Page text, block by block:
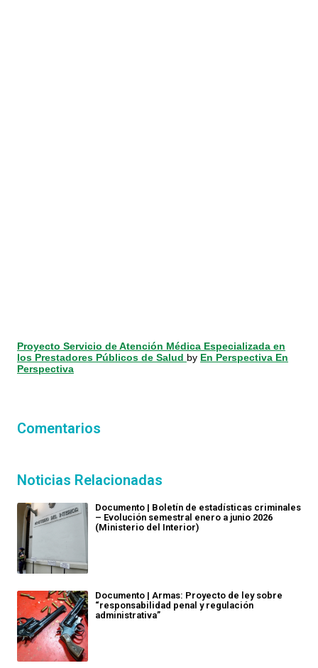
Proyecto Servicio de Atención Médica Especializada en
los Prestadores Públicos de Salud by En Perspectiva En
Perspectiva
Comentarios
Noticias Relacionadas
Documento | Boletín de estadísticas criminales
– Evolución semestral enero a junio 2026
(Ministerio del Interior)
Documento | Armas: Proyecto de ley sobre
“responsabilidad penal y regulación
administrativa”